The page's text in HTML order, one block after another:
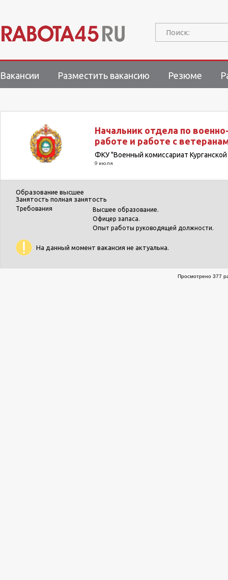
Поиск:
Вакансии Разместить вакансию Резюме
Начальник отдела по
работе и работе с
ФКУ "Военный комиссариат
9 июля
Образование высшее
Занятость полная занятость
Требования
Высшее образование.
Офицер запаса.
Опыт работы руководящей должности.
На данный момент вакансия не актуальна.
Просмотрено 377